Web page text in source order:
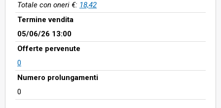
Totale con oneri €: 18,42
Termine vendita
05/06/26 13:00
Offerte pervenute
0
Numero prolungamenti
0